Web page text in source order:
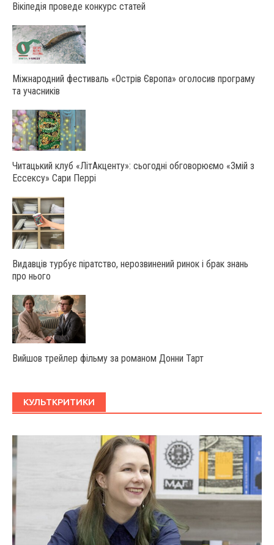
Вікіпедія проведе конкурс статей
Міжнародний фестиваль «Острів Європа» оголосив програму
та учасників
Читацький клуб «ЛітАкценту»: сьогодні обговорюємо «Змій з
Ессексу» Сари Перрі
Видавців турбує піратство, нерозвинений ринок і брак знань
про нього
Вийшов трейлер фільму за романом Донни Тарт
КУЛЬТКРИТИКИ